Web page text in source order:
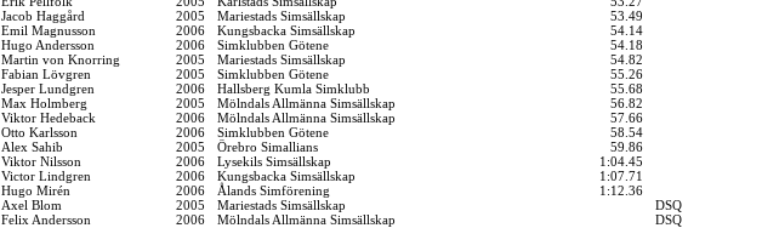
Jacob Haggård 2005 Mariestads Simsällskap
53.49
Emil Magnusson 2006 Kungsbacka Simsällskap
54.14
Hugo Andersson 2006 Simklubben Götene
54.18
Martin von Knorring 2005 Mariestads Simsällskap
54.82
Fabian Lövgren 2005 Simklubben Götene
55.26
Jesper Lundgren 2006 Hallsberg Kumla Simklubb
55.68
Max Holmberg 2005 Mölndals Allmänna Simsällskap
56.82
Viktor Hedeback 2006 Mölndals Allmänna Simsällskap
57.66
Otto Karlsson 2006 Simklubben Götene
58.54
Alex Sahib 2005 Örebro Simallians
59.86
Viktor Nilsson 2006 Lysekils Simsällskap
1:04.45
Victor Lindgren 2006 Kungsbacka Simsällskap
1:07.71
Hugo Mirén 2006 Ålands Simförening
1:12.36
Axel Blom
2005 Mariestads Simsällskap
DSQ
Felix Andersson
2006 Mölndals Allmänna Simsällskap DSQ